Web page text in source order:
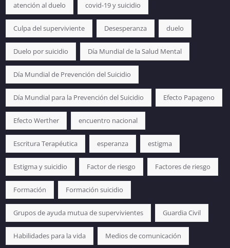
atención al duelo covid-19 y suicidio
Culpa del superviviente Desesperanza duelo
Duelo por suicidio Día Mundial de la Salud Mental
Día Mundial de Prevención del Suicidio
Día Mundial para la Prevención del Suicidio Efecto Papageno
Efecto Werther encuentro nacional
Escritura Terapéutica esperanza estigma
Estigma y suicidio Factor de riesgo Factores de riesgo
Formación Formación suicidio
Grupos de ayuda mutua de supervivientes Guardia Civil
Habilidades para la vida Medios de comunicación